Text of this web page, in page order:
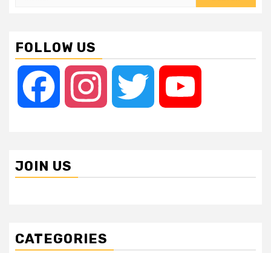
FOLLOW US
Facebook Instagram Twitter
JOIN US
CATEGORIES